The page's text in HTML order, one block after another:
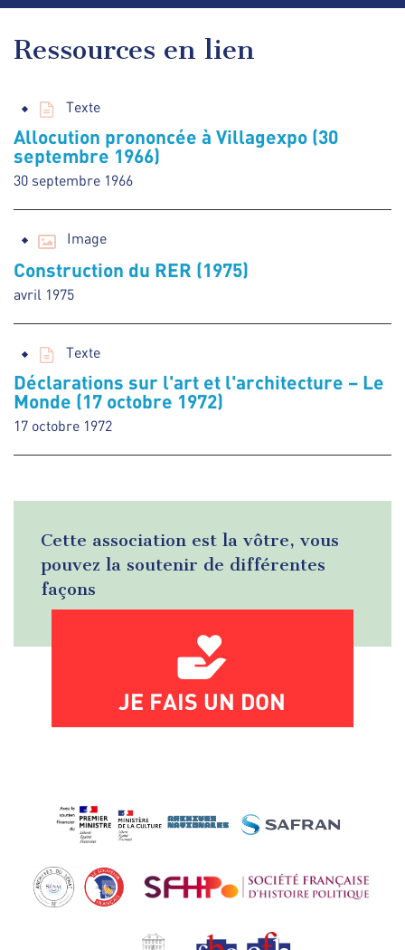
Ressources en lien
Texte
Allocution prononcée à Villagexpo (30
septembre 1966)
30 septembre 1966
Image
Construction du RER (1975)
avril 1975
Texte
Déclarations sur l'art et l'architecture – Le
Monde (17 octobre 1972)
17 octobre 1972
Cette association est la vôtre, vous
pouvez la soutenir de différentes
façons
JE FAIS UN DON